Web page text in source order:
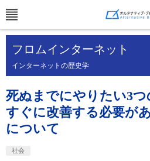
フロムインターネット
インターネットの歴史学
死ぬまでにやりたい3
すぐに改善する必要が
について
社会